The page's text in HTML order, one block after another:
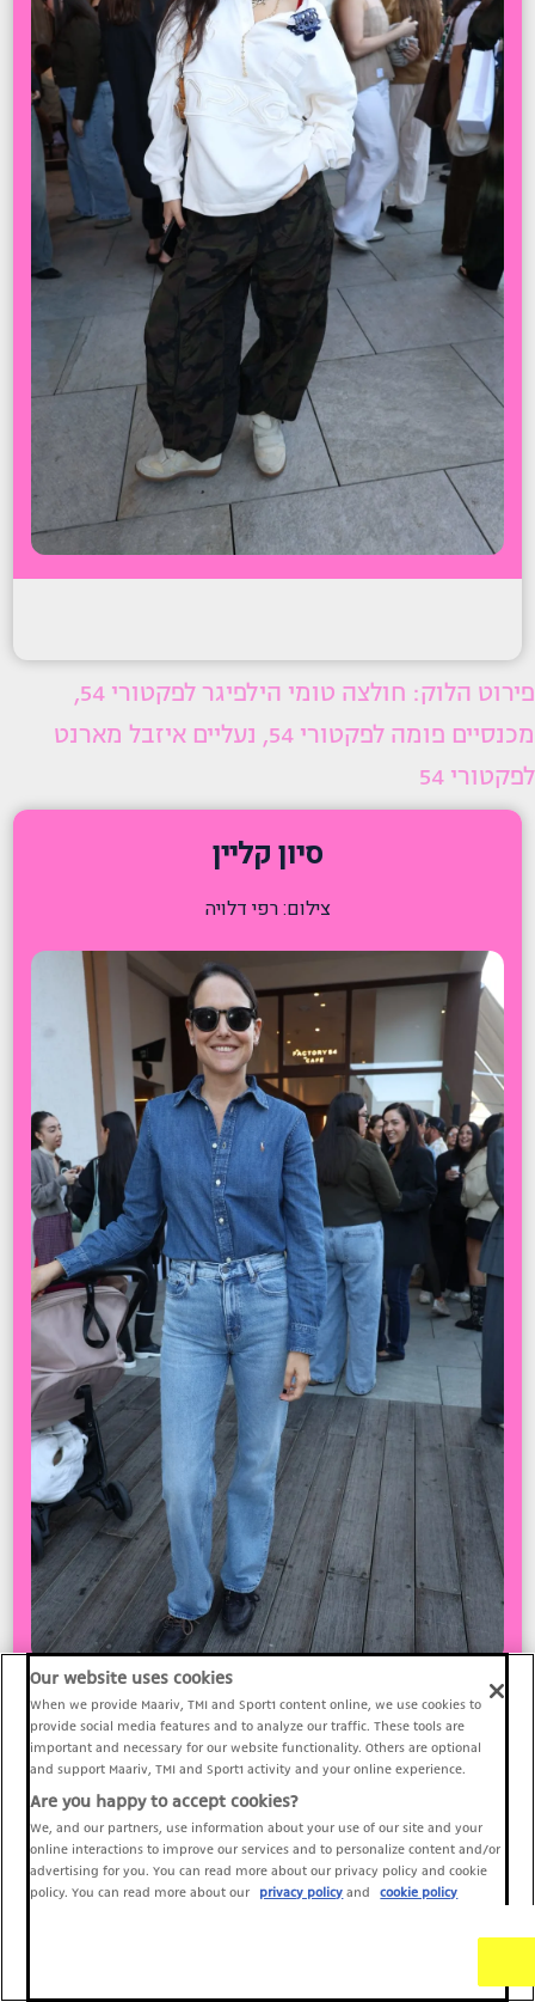
פירוט הלוק: חולצה טומי הילפיגר לפקטורי 54,
מכנסיים פומה לפקטורי 54, נעליים איזבל מארנט
לפקטורי 54
נעליים מיאו מיאו X ניו באלנס
Our website uses cookies
When we provide Maariv, TMI and Sport1 content online, we use cookies to
provide social media features and to analyze our traffic. These tools are
important and necessary for our website functionality. Others are optional
and support Maariv, TMI and Sport1 activity and your online experience.
Are you happy to accept cookies?
We, and our partners, use information about your use of our site and your
online interactions to improve our services and to personalize content and/or
advertising for you. You can read more about our privacy policy and cookie
policy. You can read more about our
privacy policy and cookie policy